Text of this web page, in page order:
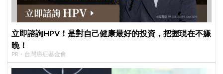
立即諮詢HPV！是對自己健康最好的投資，把握現在不嫌
晚！
PR・台灣癌症基金會